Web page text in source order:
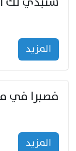
المزید
المزید